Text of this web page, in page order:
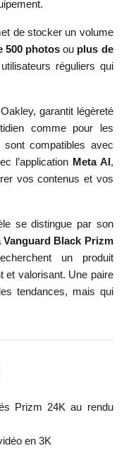
de stocker un volume
500 photos ou plus de
réguliers qui
garantit légèreté
comme pour les
compatibles avec
l’application Meta AI,
vos contenus et vos
se distingue par son
Vanguard Black Prizm
un produit
et valorisant. Une paire
tendances, mais qui
Prizm 24K au rendu
en 3K